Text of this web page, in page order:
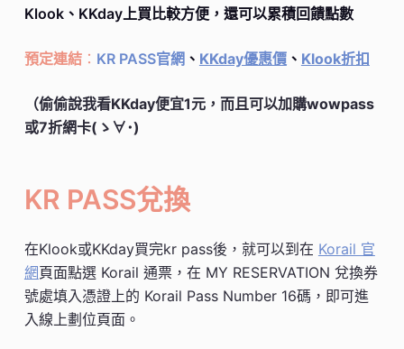
Klook、KKday上買比較方便，還可以累積回饋點數
預定連結： KR PASS官網、 KKday優惠價、 Klook折扣
（偷偷說我看KKday便宜1元，而且可以加購wowpass
或7折網卡(ゝ∀･)
KR PASS兌換
在Klook或KKday買完kr pass後，就可以到在 Korail 官
網頁面點選 Korail 通票，在 MY RESERVATION 兌換券
號處填入憑證上的 Korail Pass Number 16碼，即可進
入線上劃位頁面。